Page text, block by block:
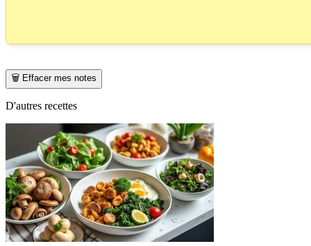
🗑️ Effacer mes notes
D'autres recettes